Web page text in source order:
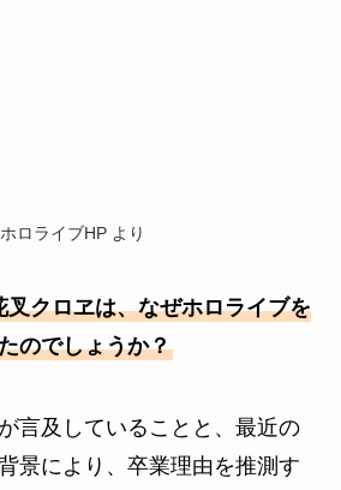
ホロライブHP より
クロヱは、なぜホロライブを
のでしょうか？
言及していることと、最近の
景により、卒業理由を推測す